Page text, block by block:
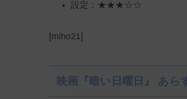
設定：★★★☆☆
[miho21]
映画『暗い日曜日』 あら